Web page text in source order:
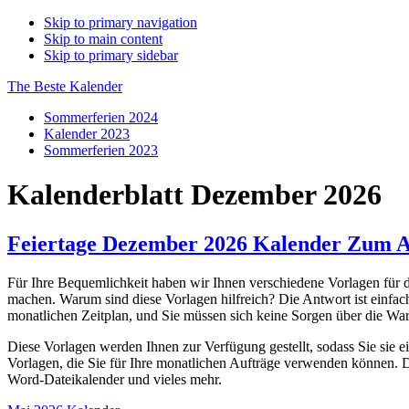
Skip to primary navigation
Skip to main content
Skip to primary sidebar
The Beste Kalender
Sommerferien 2024
Kalender 2023
Sommerferien 2023
Kalenderblatt Dezember 2026
Feiertage Dezember 2026 Kalender Zum
Für Ihre Bequemlichkeit haben wir Ihnen verschiedene Vorlagen für
machen. Warum sind diese Vorlagen hilfreich? Die Antwort ist
monatlichen Zeitplan, und Sie müssen sich keine Sorgen über die
Diese Vorlagen werden Ihnen zur Verfügung gestellt, sodass Sie
Vorlagen, die Sie für Ihre monatlichen Aufträge verwenden
Word-Dateikalender und vieles mehr.